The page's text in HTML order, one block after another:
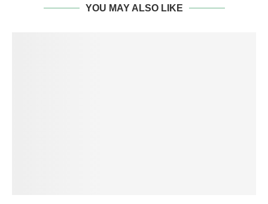
YOU MAY ALSO LIKE